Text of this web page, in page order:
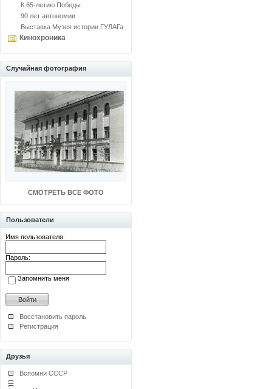
К 65-летию Победы
90 лет автономии
Выставка Музея истории ГУЛАГа
Кинохроника
Случайная фотография
СМОТРЕТЬ ВСЕ ФОТО
Пользователи
Имя пользователя:
Пароль:
Запомнить меня
Восстановить пароль
Регистрация
Друзья
Вспомни СССР